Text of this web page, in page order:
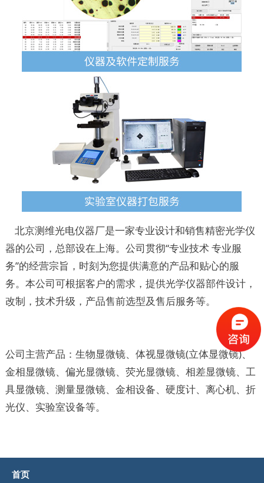
北京测维光电仪器厂是一家专业设计和销售精密光学仪
器的公司，总部设在上海。公司贯彻“专业技术 专业服
务”的经营宗旨，时刻为您提供满意的产品和贴心的服
务。本公司可根据客户的需求，提供光学仪器部件设计，
改制，技术升级，产品售前选型及售后服务等。
公司主营产品：生物显微镜、体视显微镜(立体显微镜)、
金相显微镜、偏光显微镜、荧光显微镜、相差显微镜、工
具显微镜、测量显微镜、金相设备、硬度计、离心机、折
光仪、实验室设备等。
首页